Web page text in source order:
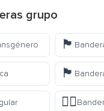
grupo
🏴
🏴󠁧󠁢󠁷󠁬󠁳󠁿
🏴‍☠️